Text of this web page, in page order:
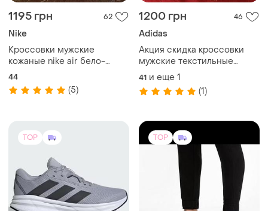
1195 грн 62
Nike
Кроссовки мужские
кожаные nike air бело-
красные
44
(5)
1200 грн 46
Adidas
Акция скидка кроссовки
мужские текстильные
черные adidas oztral
41 и еще 1
(1)
TOP TOP